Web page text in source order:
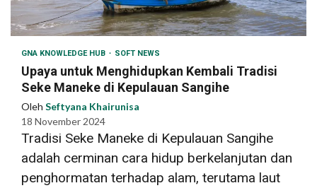
GNA KNOWLEDGE HUB SOFT NEWS
Upaya untuk Menghidupkan Kembali Tradisi
Seke Maneke di Kepulauan Sangihe
Oleh Seftyana Khairunisa
18 November 2024
Tradisi Seke Maneke di Kepulauan Sangihe
adalah cerminan cara hidup berkelanjutan dan
penghormatan terhadap alam, terutama laut